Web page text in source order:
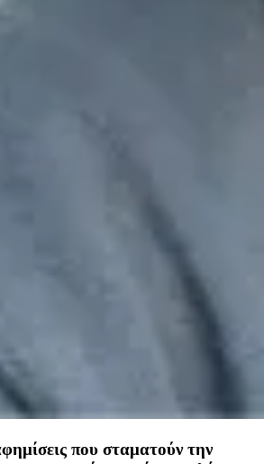
που σταματούν την